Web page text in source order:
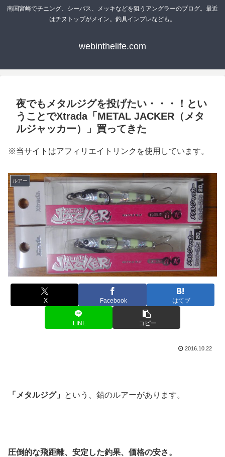
南国宮崎でチニング、シーバス、メッキなどを狙うアングラーのブログ。最近
はチヌトップがメイン。釣具インプレなども。
webinthelife.com
夜でもメタルジグを投げたい・・・！とい
うことでXtrada「METAL JACKER（メタ
ルジャッカー）」買ってきた
※当サイトはアフィリエイトリンクを使用しています。
ルアー
X Facebook はてブ
LINE コピー
2016.10.22
「メタルジグ」 という、鉛のルアーがあります。
圧倒的な飛距離、安定した釣果、価格の安さ。